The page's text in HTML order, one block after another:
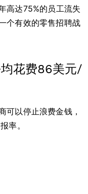
高达75%的员工流失
个有效的零售招聘战
花费86美元/
可以停止浪费金钱，
率。